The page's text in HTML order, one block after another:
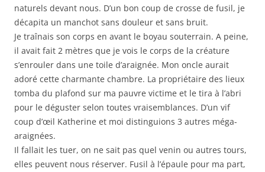
naturels devant nous. D’un bon coup de crosse de fusil, je
décapita un manchot sans douleur et sans bruit.
Je traînais son corps en avant le boyau souterrain. A peine,
il avait fait 2 mètres que je vois le corps de la créature
s’enrouler dans une toile d’araignée. Mon oncle aurait
adoré cette charmante chambre. La propriétaire des lieux
tomba du plafond sur ma pauvre victime et le tira à l’abri
pour le déguster selon toutes vraisemblances. D’un vif
coup d’œil Katherine et moi distinguions 3 autres méga-
araignées.
Il fallait les tuer, on ne sait pas quel venin ou autres tours,
elles peuvent nous réserver. Fusil à l’épaule pour ma part,